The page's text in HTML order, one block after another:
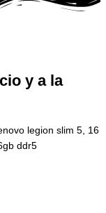
y a la
legion slim 5, 16
ddr5